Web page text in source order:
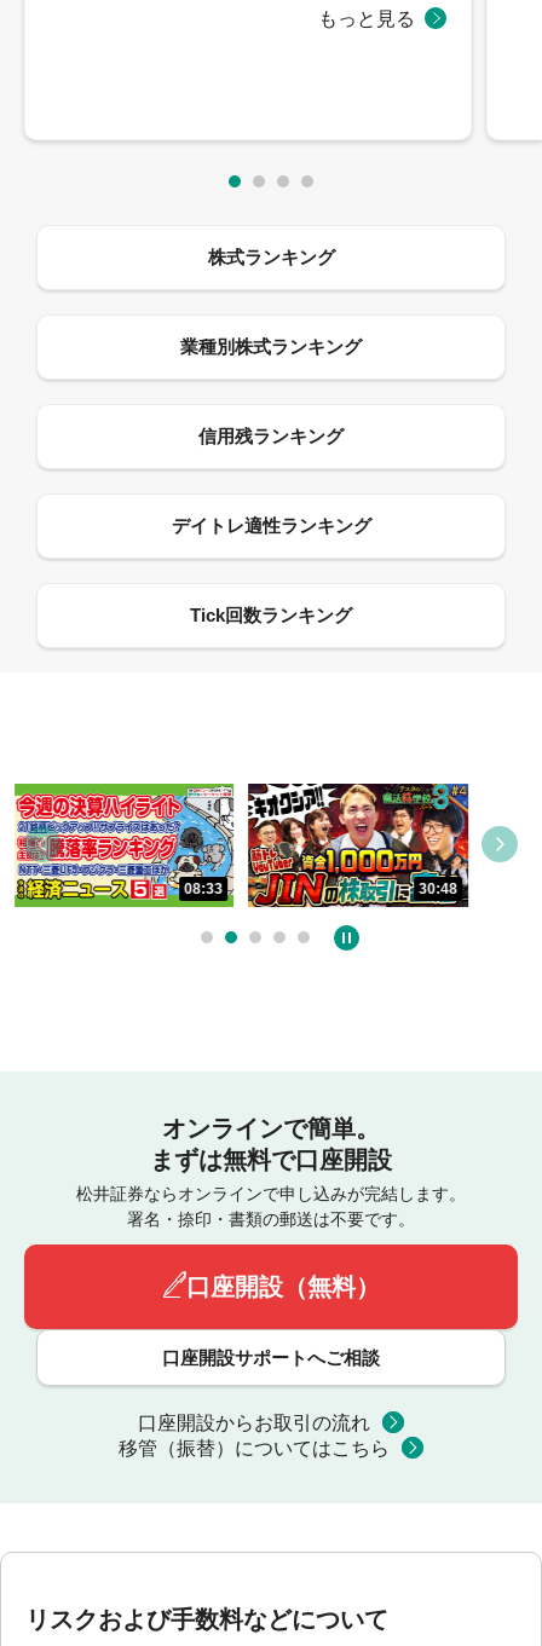
30:48
オンラインで簡単。
まずは無料で口座開設
松井証券ならオンラインで申し込みが完結します。
署名・捺印・書類の郵送は不要です。
口座開設（無料）
口座開設サポートへご相談
口座開設からお取引の流れ
移管（振替）についてはこちら
リスクおよび手数料などについて